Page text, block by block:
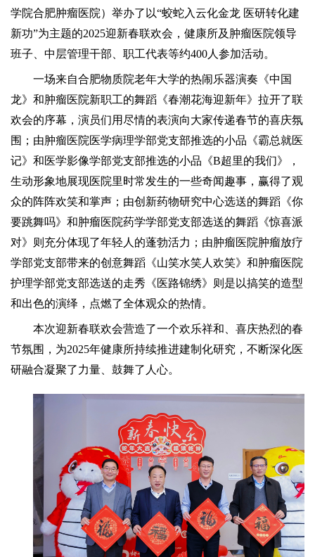
学院合肥肿瘤医院）举办了以“蛟蛇入云化金龙 医研转化建
新功”为主题的2025迎新春联欢会，健康所及肿瘤医院领导
班子、中层管理干部、职工代表等约400人参加活动。
一场来自合肥物质院老年大学的热闹乐器演奏《中国
龙》和肿瘤医院新职工的舞蹈《春潮花海迎新年》拉开了联
欢会的序幕，演员们用尽情的表演向大家传递春节的喜庆氛
围；由肿瘤医院医学病理学部党支部推选的小品《霸总就医
记》和医学影像学部党支部推选的小品《B超里的我们》，
生动形象地展现医院里时常发生的一些奇闻趣事，赢得了观
众的阵阵欢笑和掌声；由创新药物研究中心选送的舞蹈《你
要跳舞吗》和肿瘤医院药学学部党支部选送的舞蹈《惊喜派
对》则充分体现了年轻人的蓬勃活力；由肿瘤医院肿瘤放疗
学部党支部带来的创意舞蹈《山笑水笑人欢笑》和肿瘤医院
护理学部党支部选送的走秀《医路锦绣》则是以搞笑的造型
和出色的演绎，点燃了全体观众的热情。
本次迎新春联欢会营造了一个欢乐祥和、喜庆热烈的春
节氛围，为2025年健康所持续推进建制化研究，不断深化医
研融合凝聚了力量、鼓舞了人心。